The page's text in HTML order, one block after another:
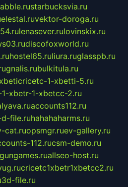
starbucksvia.ru
elestal.ruvektor-doroga.ru
lenasever.rulovinskix.ru
discofoxworld.ru
hostel65.ruliura.ruglasspb.ru
gnalis.rubulkitula.ru
1-xbetti-5.ru
xbetr-1-xbetcc-2.ru
accounts112.ru
file.ruhahahaharms.ru
cat.ruopsmgr.ruev-gallery.ru
112.rucsm-demo.ru
allseo-host.ru
cricetc1xbetr1xbetcc2.ru
3d-file.ru